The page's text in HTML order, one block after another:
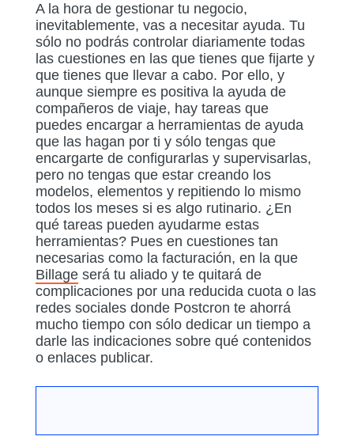
A la hora de gestionar tu negocio,
inevitablemente, vas a necesitar ayuda. Tu
sólo no podrás controlar diariamente todas
las cuestiones en las que tienes que fijarte y
que tienes que llevar a cabo. Por ello, y
aunque siempre es positiva la ayuda de
compañeros de viaje, hay tareas que
puedes encargar a herramientas de ayuda
que las hagan por ti y sólo tengas que
encargarte de configurarlas y supervisarlas,
pero no tengas que estar creando los
modelos, elementos y repitiendo lo mismo
todos los meses si es algo rutinario. ¿En
qué tareas pueden ayudarme estas
herramientas? Pues en cuestiones tan
necesarias como la facturación, en la que
Billage será tu aliado y te quitará de
complicaciones por una reducida cuota o las
redes sociales donde Postcron te ahorrá
mucho tiempo con sólo dedicar un tiempo a
darle las indicaciones sobre qué contenidos
o enlaces publicar.